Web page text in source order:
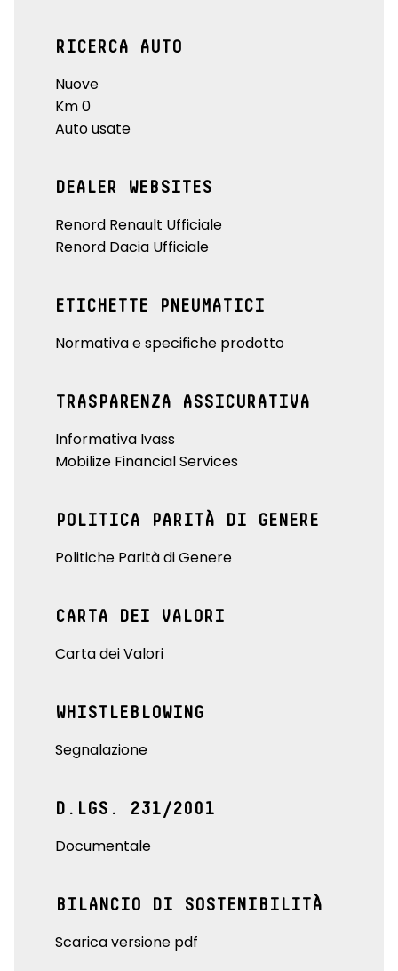
RICERCA AUTO
Nuove
Km 0
Auto usate
DEALER WEBSITES
Renord Renault Ufficiale
Renord Dacia Ufficiale
ETICHETTE PNEUMATICI
Normativa e specifiche prodotto
TRASPARENZA ASSICURATIVA
Informativa Ivass
Mobilize Financial Services
POLITICA PARITÀ DI GENERE
Politiche Parità di Genere
CARTA DEI VALORI
Carta dei Valori
WHISTLEBLOWING
Segnalazione
D.LGS. 231/2001
Documentale
BILANCIO DI SOSTENIBILITÀ
Scarica versione pdf